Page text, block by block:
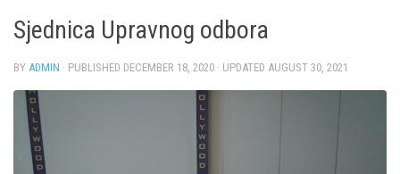
Sjednica Upravnog odbora
BY ADMIN · PUBLISHED DECEMBER 18, 2020 · UPDATED AUGUST 30, 2021